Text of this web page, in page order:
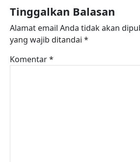
Tinggalkan Balasan
Alamat email Anda tidak akan
yang wajib ditandai *
Komentar*